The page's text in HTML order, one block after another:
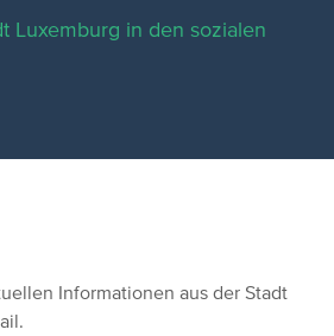
Luxemburg in den sozialen
Informationen aus der Stadt